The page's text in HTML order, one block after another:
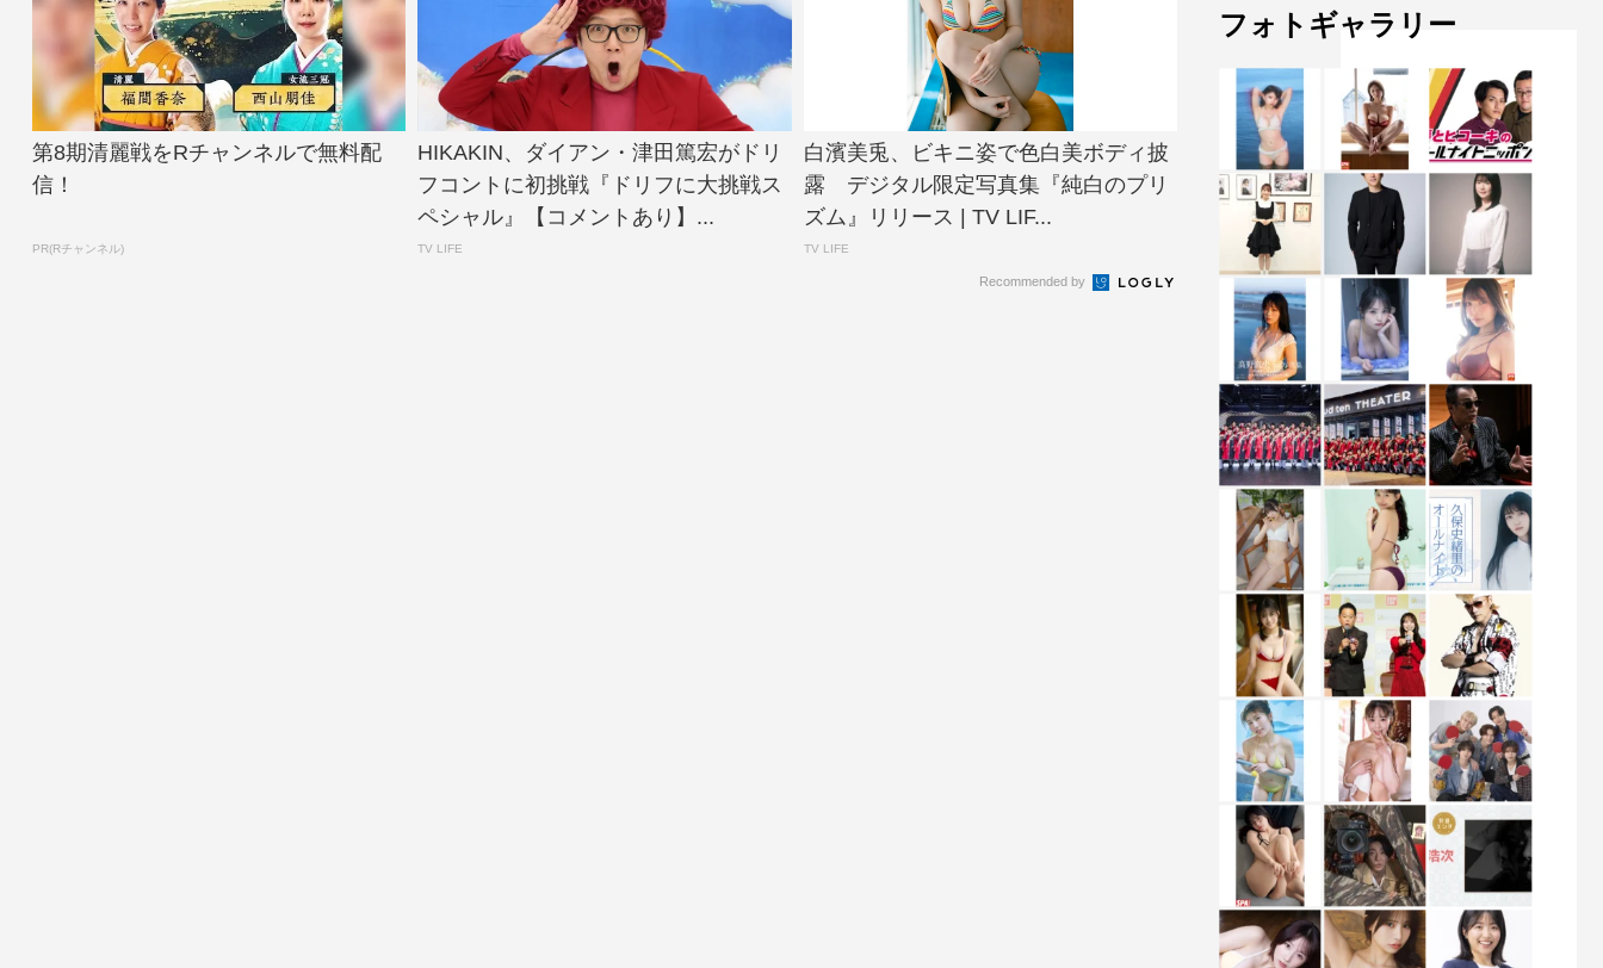
第8期清麗戦をRチャンネルで無料配
信！
PR(Rチャンネル)
HIKAKIN、ダイアン・津田篤宏がドリ
フコントに初挑戦『ドリフに大挑戦ス
ペシャル』【コメントあり】...
TV LIFE
白濱美兎、ビキニ姿で色白美ボディ披
露 デジタル限定写真集『純白のプリ
ズム』リリース | TV LIF...
TV LIFE
Recommended by
フォトギャラリー